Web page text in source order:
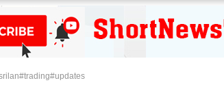
29ஆம் தேதி காணொளி மூலம் சாட்சியமளிக்க